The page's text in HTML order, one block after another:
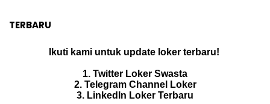
TERBARU
Ikuti kami untuk update loker terbaru!
1. Twitter Loker Swasta
2. Telegram Channel Loker
3. LinkedIn Loker Terbaru